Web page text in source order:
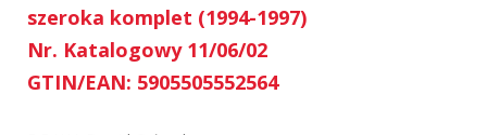
szeroka komplet (1994-1997)
Nr. Katalogowy 11/06/02
GTIN/EAN: 5905505552564